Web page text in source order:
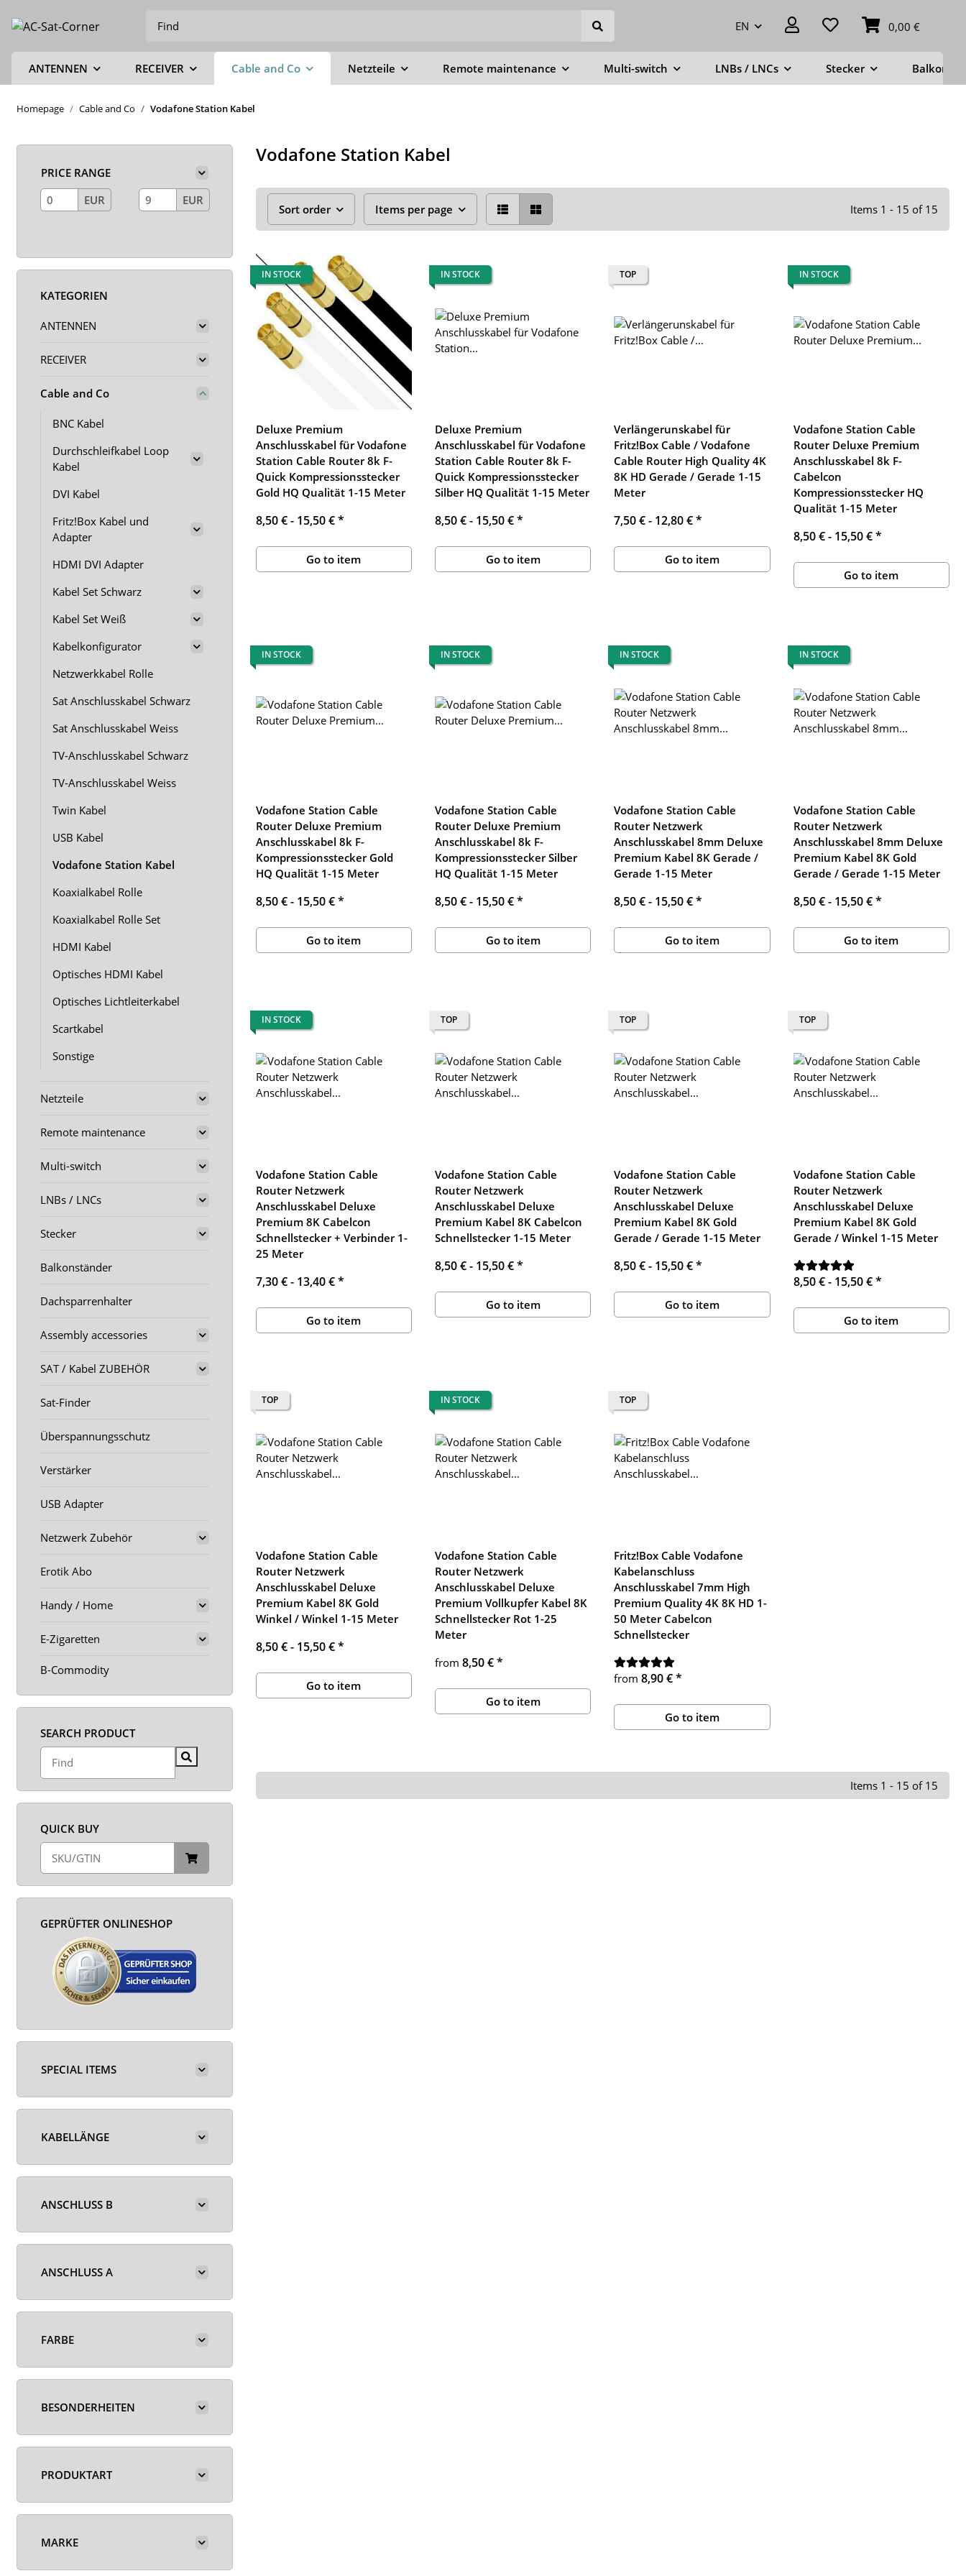
EN 0,00 €
ANTENNEN RECEIVER Cable and Co Netzteile Remote maintenance Multi-switch LNBs / LNCs Stecker
Homepage Cable and Co Vodafone Station Kabel
Vodafone Station Kabel
Sort order Items per page Items 1 - 15 of 15
IN STOCK
Deluxe Premium
Anschlusskabel für Vodafone
Station Cable Router 8k F-
Quick Kompressionsstecker
Gold HQ Qualität 1-15 Meter
8,50 € - 15,50 €*
Go to item
IN STOCK
Deluxe Premium
Anschlusskabel für Vodafone
Station Cable Router 8k F-
Quick Kompressionsstecker
Silber HQ Qualität 1-15 Meter
8,50 € - 15,50 €*
Go to item
TOP
Verlängerunskabel für
Fritz!Box Cable / Vodafone
Cable Router High Quality 4K
8K HD Gerade / Gerade 1-15
Meter
7,50 € - 12,80 €*
Go to item
IN STOCK
Vodafone Station Cable
Router Deluxe Premium
Anschlusskabel 8k F-
Cabelcon
Kompressionsstecker HQ
Qualität 1-15 Meter
8,50 € - 15,50 €*
Go to item
IN STOCK
Vodafone Station Cable
Router Deluxe Premium
Anschlusskabel 8k F-
Kompressionsstecker Gold
HQ Qualität 1-15 Meter
8,50 € - 15,50 €*
Go to item
IN STOCK
Vodafone Station Cable
Router Deluxe Premium
Anschlusskabel 8k F-
Kompressionsstecker Silber
HQ Qualität 1-15 Meter
8,50 € - 15,50 €*
Go to item
IN STOCK
Vodafone Station Cable
Router Netzwerk
Anschlusskabel 8mm Deluxe
Premium Kabel 8K Gerade /
Gerade 1-15 Meter
8,50 € - 15,50 €*
Go to item
IN STOCK
Vodafone Station Cable
Router Netzwerk
Anschlusskabel 8mm Deluxe
Premium Kabel 8K Gold
Gerade / Gerade 1-15 Meter
8,50 € - 15,50 €*
Go to item
IN STOCK
Vodafone Station Cable
Router Netzwerk
Anschlusskabel Deluxe
Premium 8K Cabelcon
Schnellstecker + Verbinder 1-
25 Meter
7,30 € - 13,40 €*
Go to item
TOP
Vodafone Station Cable
Router Netzwerk
Anschlusskabel Deluxe
Premium Kabel 8K Cabelcon
Schnellstecker 1-15 Meter
8,50 € - 15,50 €*
Go to item
TOP
Vodafone Station Cable
Router Netzwerk
Anschlusskabel Deluxe
Premium Kabel 8K Gold
Gerade / Gerade 1-15 Meter
8,50 € - 15,50 €*
Go to item
TOP
Vodafone Station Cable
Router Netzwerk
Anschlusskabel Deluxe
Premium Kabel 8K Gold
Gerade / Winkel 1-15 Meter
8,50 € - 15,50 €*
Go to item
TOP
Vodafone Station Cable
Router Netzwerk
Anschlusskabel Deluxe
Premium Kabel 8K Gold
Winkel / Winkel 1-15 Meter
8,50 € - 15,50 €*
Go to item
IN STOCK
Vodafone Station Cable
Router Netzwerk
Anschlusskabel Deluxe
Premium Vollkupfer Kabel 8K
Schnellstecker Rot 1-25
Meter
from 8,50 €*
Go to item
TOP
Fritz!Box Cable Vodafone
Kabelanschluss
Anschlusskabel 7mm High
Premium Quality 4K 8K HD 1-
50 Meter Cabelcon
Schnellstecker
from8,90 €*
Go to item
Items 1 - 15 of 15
PRICE RANGE
EUR
EUR
KATEGORIEN
ANTENNEN
RECEIVER
Cable and Co
BNC Kabel
Durchschleifkabel Loop
Kabel
DVI Kabel
Fritz!Box Kabel und
Adapter
HDMI DVI Adapter
Kabel Set Schwarz
Kabel Set Weiß
Kabelkonfigurator
Netzwerkkabel Rolle
Sat Anschlusskabel Schwarz
Sat Anschlusskabel Weiss
TV-Anschlusskabel Schwarz
TV-Anschlusskabel Weiss
Twin Kabel
USB Kabel
Vodafone Station Kabel
Koaxialkabel Rolle
Koaxialkabel Rolle Set
HDMI Kabel
Optisches HDMI Kabel
Optisches Lichtleiterkabel
Scartkabel
Sonstige
Netzteile
Remote maintenance
Multi-switch
LNBs / LNCs
Stecker
Balkonständer
Dachsparrenhalter
Assembly accessories
SAT / Kabel ZUBEHÖR
Sat-Finder
Überspannungsschutz
Verstärker
USB Adapter
Netzwerk Zubehör
Erotik Abo
Handy / Home
E-Zigaretten
B-Commodity
SEARCH PRODUCT
QUICK BUY
GEPRÜFTER ONLINESHOP
SPECIAL ITEMS
KABELLÄNGE
ANSCHLUSS B
ANSCHLUSS A
FARBE
BESONDERHEITEN
PRODUKTART
MARKE